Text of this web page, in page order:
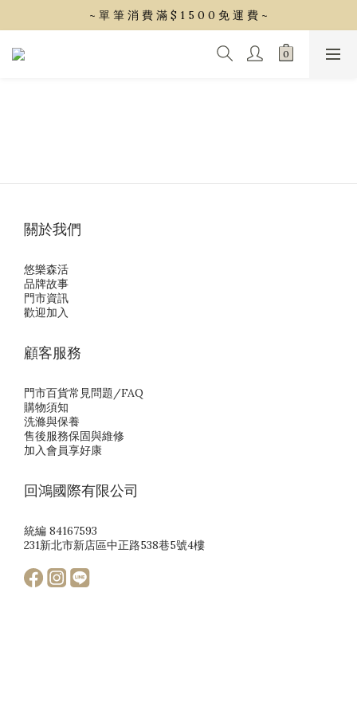
~ 單 筆 消 費 滿 $ 1 5 0 0 免 運 費 ~
~ 單 筆 消 費 滿 $ 1 5 0 0 免 運 費 ~
會 員 享 2% 點 數 回 饋 (1點=1元)
關於我們
悠樂森活
品牌故事
門市資訊
歡迎加入
顧客服務
門市百貨常見問題/FAQ
購物須知
洗滌與保養
售後服務保固與維修
加入會員享好康
回鴻國際有限公司
統編 84167593
231新北市新店區中正路538巷5號4樓